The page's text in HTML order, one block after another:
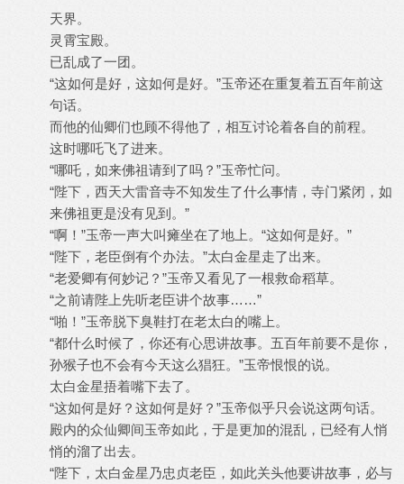
天界。
灵霄宝殿。
已乱成了一团。
“这如何是好，这如何是好。”玉帝还在重复着五百年前这
句话。
而他的仙卿们也顾不得他了，相互讨论着各自的前程。
这时哪吒飞了进来。
“哪吒，如来佛祖请到了吗？”玉帝忙问。
“陛下，西天大雷音寺不知发生了什么事情，寺门紧闭，如
来佛祖更是没有见到。”
“啊！”玉帝一声大叫瘫坐在了地上。“这如何是好。”
“陛下，老臣倒有个办法。”太白金星走了出来。
“老爱卿有何妙记？”玉帝又看见了一根救命稻草。
“之前请陛上先听老臣讲个故事……”
“啪！”玉帝脱下臭鞋打在老太白的嘴上。
“都什么时候了，你还有心思讲故事。五百年前要不是你，
孙猴子也不会有今天这么猖狂。”玉帝恨恨的说。
太白金星捂着嘴下去了。
“这如何是好？这如何是好？”玉帝似乎只会说这两句话。
殿内的众仙卿间玉帝如此，于是更加的混乱，已经有人悄
悄的溜了出去。
“陛下，太白金星乃忠贞老臣，如此关头他要讲故事，必与